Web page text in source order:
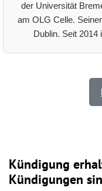
der Universität
am OLG Celle.
Dublin. Seit
Kündigung
Kündigungen